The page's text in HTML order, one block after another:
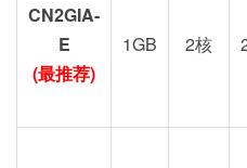
All of this
Our decisions to go
improving the
CN2GIA-
E
(最推荐)
1GB 2核